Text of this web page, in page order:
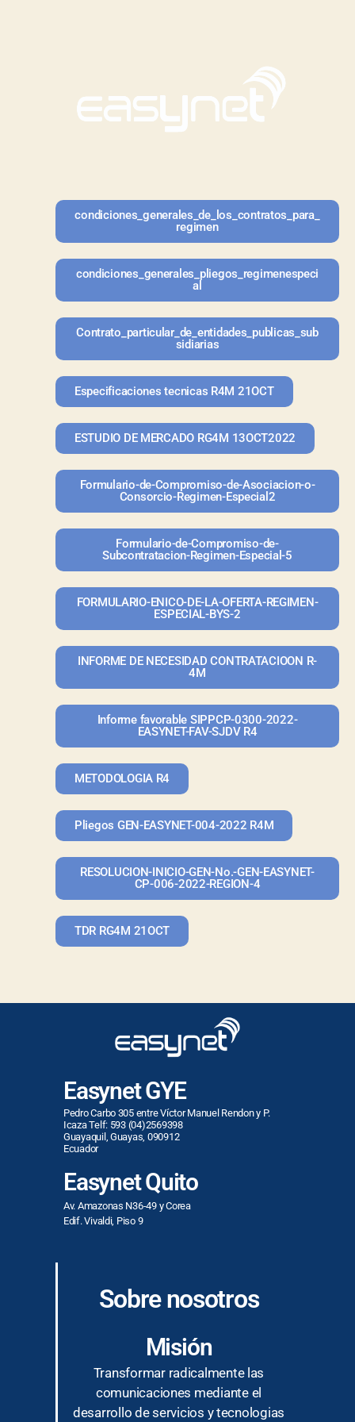
condiciones_generales_de_los_contratos_para_
regimen
condiciones_generales_pliegos_regimenespeci
al
Contrato_particular_de_entidades_publicas_sub
sidiarias
Especificaciones tecnicas R4M 21OCT
ESTUDIO DE MERCADO RG4M 13OCT2022
Formulario-de-Compromiso-de-Asociacion-o-
Consorcio-Regimen-Especial2
Formulario-de-Compromiso-de-
Subcontratacion-Regimen-Especial-5
FORMULARIO-ENICO-DE-LA-OFERTA-REGIMEN-
ESPECIAL-BYS-2
INFORME DE NECESIDAD CONTRATACIOON R-
4M
Informe favorable SIPPCP-0300-2022-
EASYNET-FAV-SJDV R4
METODOLOGIA R4
Pliegos GEN-EASYNET-004-2022 R4M
RESOLUCION-INICIO-GEN-No.-GEN-EASYNET-
CP-006-2022-REGION-4
TDR RG4M 21OCT
Easynet GYE
Pedro Carbo 305 entre Víctor Manuel Rendon y P.
Icaza Telf: 593 (04)2569398
Guayaquil, Guayas, 090912
Ecuador
Easynet Quito
Av. Amazonas N36-49 y Corea
Edif. Vivaldi, Piso 9
Sobre nosotros
Misión
Transformar radicalmente las
comunicaciones mediante el
desarrollo de servicios y tecnologias